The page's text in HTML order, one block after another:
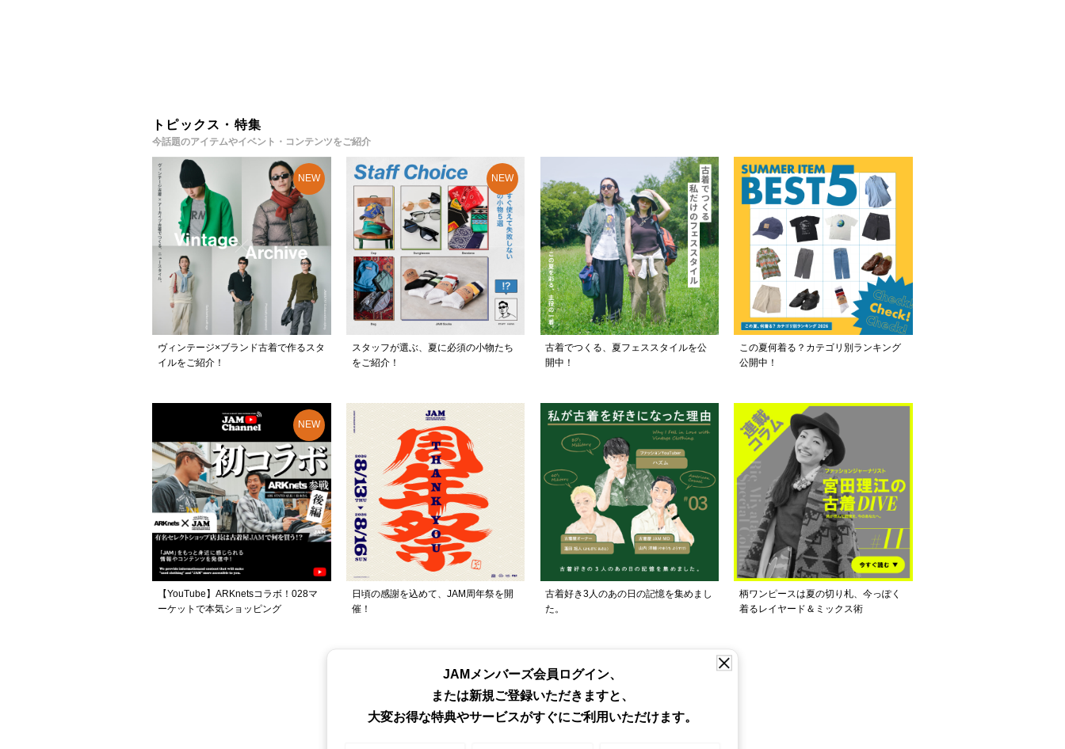
トピックス・特集
今話題のアイテムやイベント・コンテンツをご紹介
ヴィンテージ×ブランド古着で作るスタ
イルをご紹介！
スタッフが選ぶ、夏に必須の小物たち
をご紹介！
古着でつくる、夏フェススタイルを公
開中！
この夏何着る？カテゴリ別ランキング
公開中！
【YouTube】ARKnetsコラボ！028マ
ーケットで本気ショッピング
日頃の感謝を込めて、JAM周年祭を開
催！
古着好き3人のあの日の記憶を集めまし
た。
柄ワンピースは夏の切り札、今っぽく
着るレイヤード＆ミックス術
トピックス・特集をもっと見る
JAMメンバーズ会員ログイン、
または新規ご登録いただきますと、
大変お得な特典やサービスがすぐにご利用いただけます。